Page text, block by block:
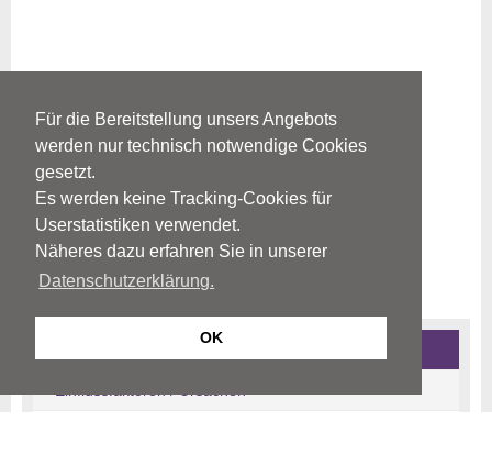
Für die Bereitstellung unsers Angebots
werden nur technisch notwendige Cookies
gesetzt.
Es werden keine Tracking-Cookies für
Userstatistiken verwendet.
Näheres dazu erfahren Sie in unserer
Datenschutzerklärung.
OK